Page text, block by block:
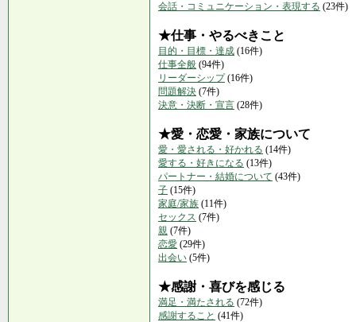
会話・コミュニケーション・表現する (23件)
★仕事・やるべきこと
目的・目標・達成 (16件)
仕事全般 (94件)
リーダーシップ(16件)
問題解決 (7件)
決意・決断・宣言 (28件)
★愛・恋愛・家族について
愛・愛される・好かれる (14件)
愛する・好きになる (13件)
パートナー・結婚について (43件)
子 (15件)
家庭/家族 (11件)
セックス (7件)
親 (7件)
恋愛 (29件)
出会い (5件)
★感謝・喜びを感じる
満足・満たされる (72件)
感謝すること (41件)